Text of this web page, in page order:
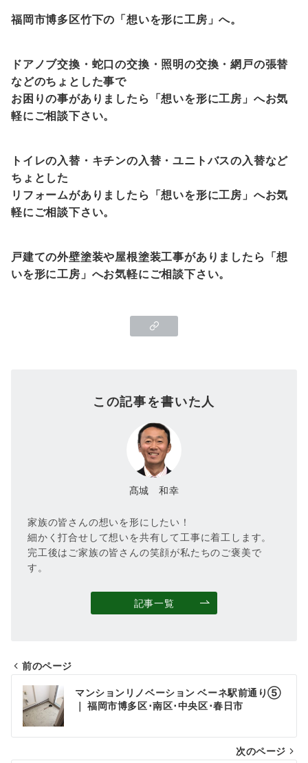
福岡市博多区竹下の「想いを形に工房」へ。
ドアノブ交換・蛇口の交換・照明の交換・網戸の張替
などのちょとした事で
お困りの事がありましたら「想いを形に工房」へお気
軽にご相談下さい。
トイレの入替・キチンの入替・ユニトバスの入替など
ちょとした
リフォームがありましたら「想いを形に工房」へお気
軽にご相談下さい。
戸建ての外壁塗装や屋根塗装工事がありましたら「想
いを形に工房」へお気軽にご相談下さい。
この記事を書いた人
髙城 和幸
家族の皆さんの想いを形にしたい！
細かく打合せして想いを共有して工事に着工します。
完工後はご家族の皆さんの笑顔が私たちのご褒美で
す。
記事一覧
投
稿
ナ
ビ
前のページ
マンションリノベーション ベーネ駅前通り⑤
｜ 福岡市博多区･南区･中央区･春日市
次のページ